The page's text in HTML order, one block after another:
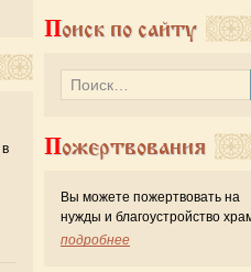
в
Поиск по сайту
Пожертвования
Вы можете пожертвовать на
нужды и благоустройство
подробнее